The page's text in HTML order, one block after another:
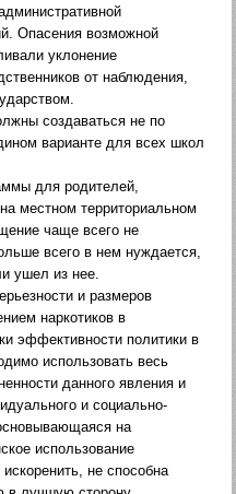
Опасения возможной
уклонение
от наблюдения,
создаваться не по
варианте для всех школ
для родителей,
местном территориальном
чаще всего не
всего в нем нуждается,
ушел из нее.
и размеров
наркотиков в
эффективности политики в
использовать весь
данного явления и
и социально-
на
использование
не способна